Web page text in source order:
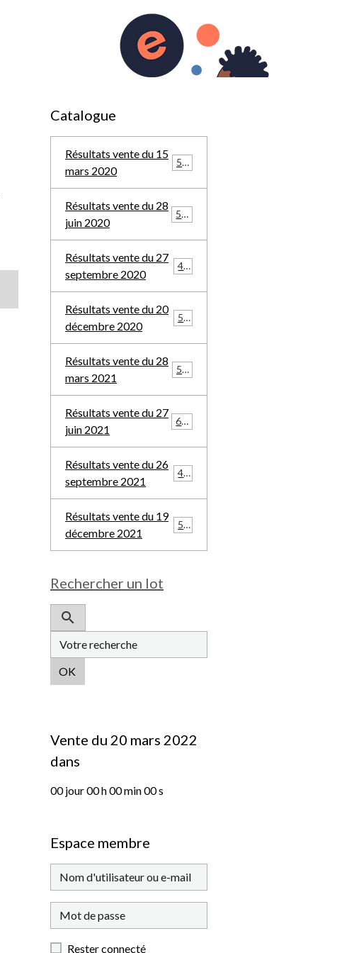
0
Catalogue
Résultats vente du 15
mars 2020
569
Résultats vente du 28
juin 2020
588
Résultats vente du 27
septembre 2020
457
Résultats vente du 20
décembre 2020
548
Résultats vente du 28
mars 2021
532
Résultats vente du 27
juin 2021
685
Résultats vente du 26
septembre 2021
481
Résultats vente du 19
décembre 2021
508
Rechercher un lot
OK
Vente du 20 mars 2022
dans
00jour00h00min00s
Espace membre
Rester connecté